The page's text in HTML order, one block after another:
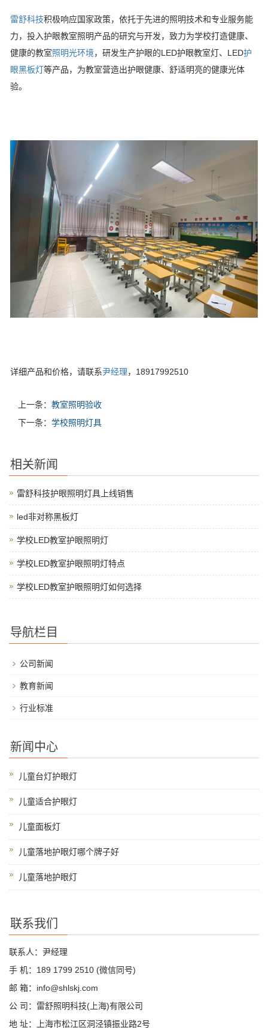
雷舒科技积极响应国家政策，依托于先进的照明技术和专业服务能
力，投入护眼教室照明产品的研究与开发，致力为学校打造健康、
健康的教室照明光环境，研发生产护眼的LED护眼教室灯、LED护
眼黑板灯等产品，为教室营造出护眼健康、舒适明亮的健康光体
验。
详细产品和价格，请联系尹经理，18917992510
上一条： 教室照明验收
下一条： 学校照明灯具
相关新闻
雷舒科技护眼照明灯具上线销售
led非对称黑板灯
学校LED教室护眼照明灯
学校LED教室护眼照明灯特点
学校LED教室护眼照明灯如何选择
导航栏目
公司新闻
教育新闻
行业标准
新闻中心
儿童台灯护眼灯
儿童适合护眼灯
儿童面板灯
儿童落地护眼灯哪个牌子好
儿童落地护眼灯
联系我们
联系人：尹经理
手 机：189 1799 2510 (微信同号)
邮 箱：info@shlskj.com
公 司：雷舒照明科技(上海)有限公司
地 址：上海市松江区洞泾镇振业路2号